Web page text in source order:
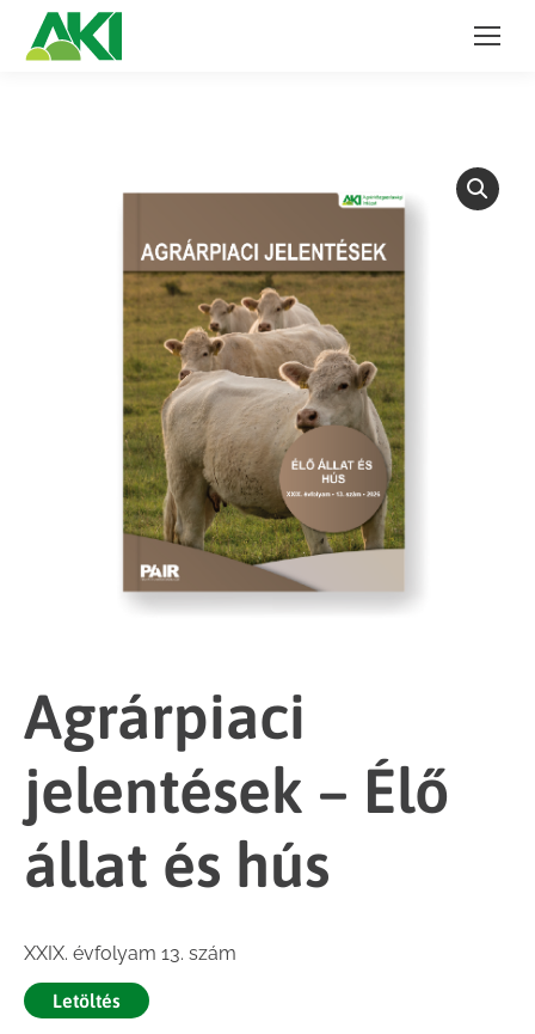
Agrárpiaci
jelentések – Élő
állat és hús
XXIX. évfolyam 13. szám
Letöltés